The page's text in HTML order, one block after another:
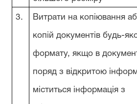
3. Витрати на копіювання
копій документів будь-
формату, якщо в
поряд з відкритою
міститься інформація з